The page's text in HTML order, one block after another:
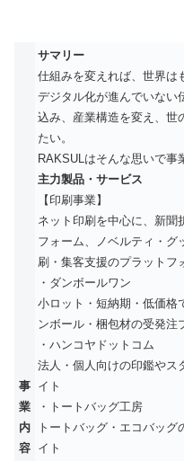
事
業
内
容
サマリー
仕組みを変えれば、世界は
デジタル化が進んでいない
込み、産業構造を変え、世
たい。
RAKSULはそんな思いで事
主力製品・サービス
【印刷事業】
ネット印刷を中心に、新聞
フォーム、ノベルティ・グ
刷・集客支援のプラットフ
・ダンボールワン
小ロット・短納期・低価格
ンボール・梱包材の受発注
・ハンコヤドットコム
法人・個人向けの印鑑やス
イト
・トートバッグ工房
トートバッグ・エコバッ
イト